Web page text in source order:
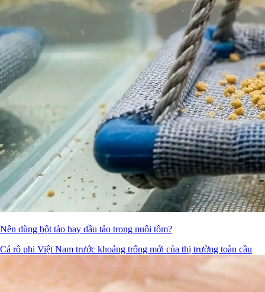
Nên dùng bột tảo hay dầu tảo trong nuôi tôm?
Cá rô phi Việt Nam trước khoảng trống mới của thị trường toàn cầu